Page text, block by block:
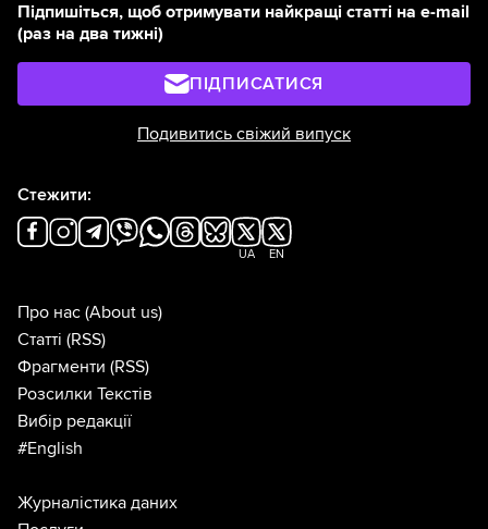
Підпишіться, щоб отримувати найкращі статті на e-mail
(раз на два тижні)
ПІДПИСАТИСЯ
Подивитись свіжий випуск
Стежити:
UA EN
Про нас (About us)
Статті (RSS)
Фрагменти (RSS)
Розсилки Текстів
Вибір редакції
#English
Журналістика даних